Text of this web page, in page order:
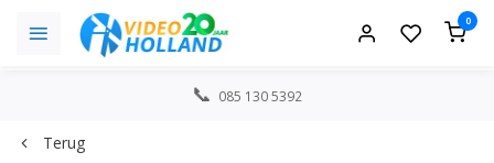
0
085 130 5392
Terug